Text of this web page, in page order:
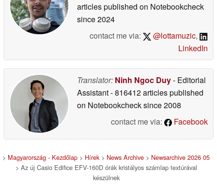
articles published on Notebookcheck
since 2024
contact me via:
@lottamuzic,
LinkedIn
Translator: Ninh Ngoc Duy- Editorial
Assistant- 816412 articles published
on Notebookchecksince 2008
contact me via:
Facebook
> Magyarország - Kezdőlap > Hírek> News Archive > Newsarchive 2026 05
> Az új Casio Edifice EFV-160D órák kristályos számlap textúrával
készülnek